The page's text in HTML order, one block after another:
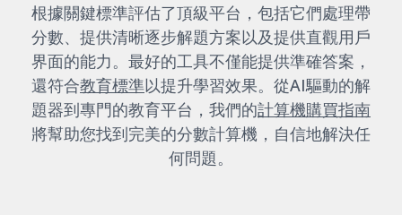
根據關鍵標準評估了頂級平台，包括它們處理帶
分數、提供清晰逐步解題方案以及提供直觀用戶
界面的能力。最好的工具不僅能提供準確答案，
還符合教育標準以提升學習效果。從AI驅動的解
題器到專門的教育平台，我們的計算機購買指南
將幫助您找到完美的分數計算機，自信地解決任
何問題。